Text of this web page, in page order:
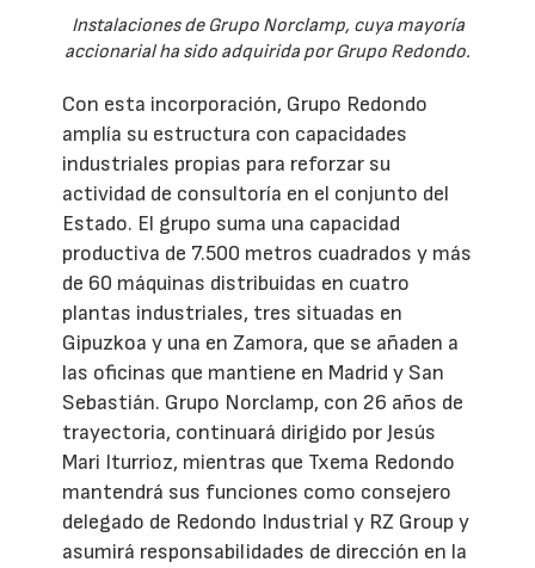
Instalaciones de Grupo Norclamp, cuya mayoría
accionarial ha sido adquirida por Grupo Redondo.
Con esta incorporación, Grupo Redondo
amplía su estructura con capacidades
industriales propias para reforzar su
actividad de consultoría en el conjunto del
Estado. El grupo suma una capacidad
productiva de 7.500 metros cuadrados y más
de 60 máquinas distribuidas en cuatro
plantas industriales, tres situadas en
Gipuzkoa y una en Zamora, que se añaden a
las oficinas que mantiene en Madrid y San
Sebastián. Grupo Norclamp, con 26 años de
trayectoria, continuará dirigido por Jesús
Mari Iturrioz, mientras que Txema Redondo
mantendrá sus funciones como consejero
delegado de Redondo Industrial y RZ Group y
asumirá responsabilidades de dirección en la